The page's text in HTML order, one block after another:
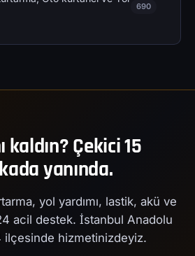
690
kaldın? Çekici 15
yanında.
yol yardımı, lastik, akü ve
acil destek. İstanbul Anadolu
ilçesinde hizmetinizdeyiz.